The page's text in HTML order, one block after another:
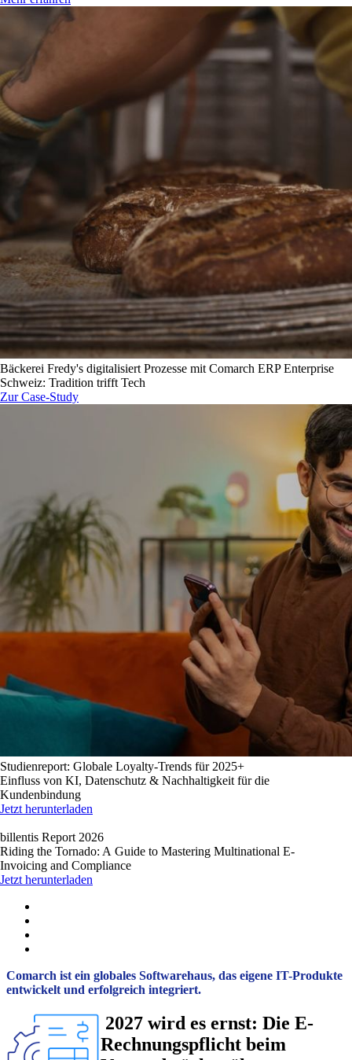
Bäckerei Fredy's digitalisiert Prozesse mit Comarch ERP Enterprise
Schweiz: Tradition trifft Tech
Zur Case-Study
Studienreport: Globale Loyalty-Trends für 2025+
Einfluss von KI, Datenschutz & Nachhaltigkeit für die
Kundenbindung
Jetzt herunterladen
billentis Report 2026
Riding the Tornado: A Guide to Mastering Multinational E-
Invoicing and Compliance
Jetzt herunterladen
Comarch ist ein globales Softwarehaus, das eigene IT-Produkte
entwickelt und erfolgreich integriert.
2027 wird es ernst: Die E-
Rechnungspflicht beim